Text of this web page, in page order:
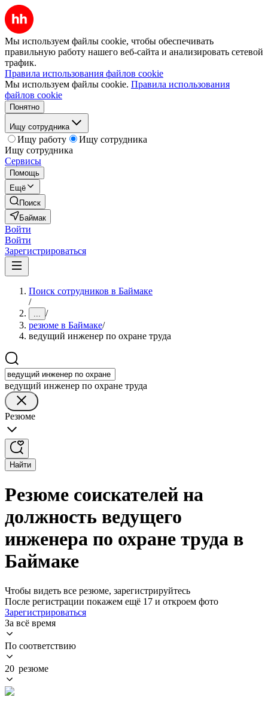
Мы используем файлы cookie, чтобы обеспечивать
правильную работу нашего веб-сайта и анализировать сетевой
трафик.
Правила использования файлов cookie
Мы используем файлы cookie. Правила использования
файлов cookie
Понятно
Ищу сотрудника
Ищу работу
Ищу сотрудника
Ищу сотрудника
Сервисы
Помощь
Ещё
Поиск
Баймак
Войти
Войти
Зарегистрироваться
Поиск сотрудников в Баймаке
/
... /
резюме в Баймаке/
ведущий инженер по охране труда
ведущий инженер по охране труда
Резюме
Найти
Резюме соискателей на
должность ведущего
инженера по охране труда в
Баймаке
Чтобы видеть все резюме, зарегистрируйтесь
После регистрации покажем ещё 17 и откроем фото
Зарегистрироваться
За всё время
По соответствию
20 резюме